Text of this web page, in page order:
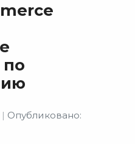
по
| Опубликовано: